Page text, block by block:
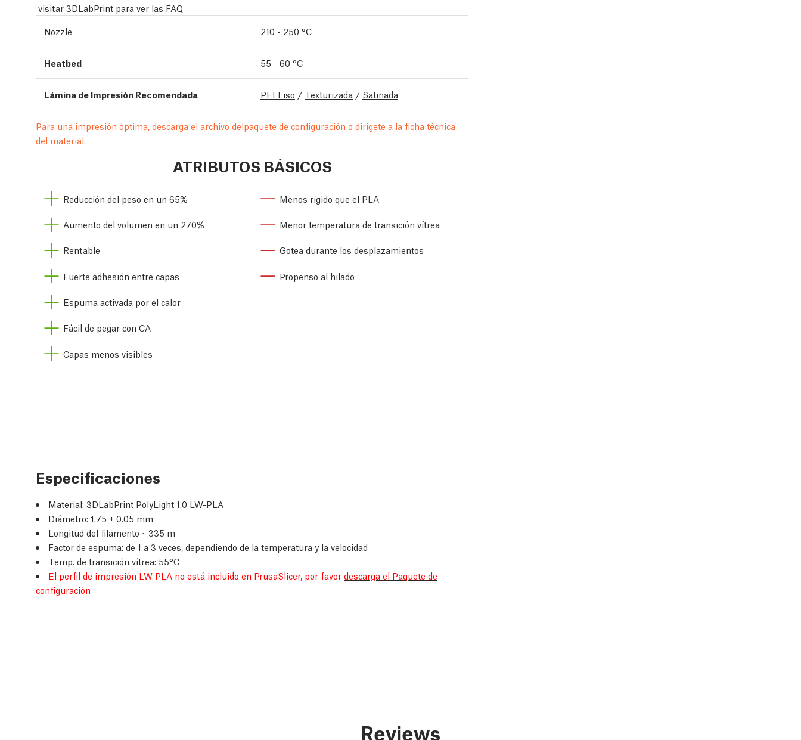
visitar 3DLabPrint para ver las FAQ
Nozzle
210 - 250 °C
Heatbed 55 - 60 °C
Lámina de Impresión Recomendada PEI Liso / Texturizada / Satinada
Para una impresión óptima, descarga el archivo delpaquete de configuración o dirígete a la ficha técnica
del material.
ATRIBUTOS BÁSICOS
Reducción del peso en un 65%
Aumento del volumen en un 270%
Rentable
Fuerte adhesión entre capas
Espuma activada por el calor
Fácil de pegar con CA
Capas menos visibles
Menos rígido que el PLA
Menor temperatura de transición vítrea
Gotea durante los desplazamientos
Propenso al hilado
Especificaciones
Material: 3DLabPrint PolyLight 1.0 LW-PLA
Diámetro: 1.75 ± 0.05 mm
Longitud del filamento ~ 335 m
Factor de espuma: de 1 a 3 veces, dependiendo de la temperatura y la velocidad
Temp. de transición vítrea: 55°C
El perfil de impresión LW PLA no está incluido en PrusaSlicer, por favor descarga el Paquete de
configuración
Reviews